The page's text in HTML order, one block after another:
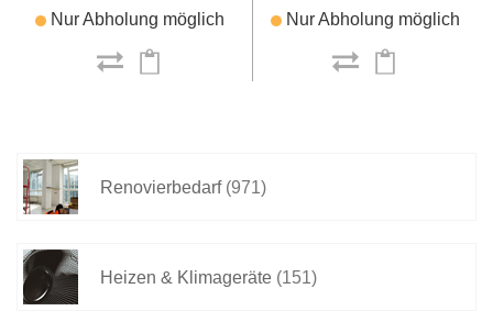
Nur Abholung möglich Nur Abholung möglich
Renovierbedarf (971)
Heizen & Klimageräte (151)